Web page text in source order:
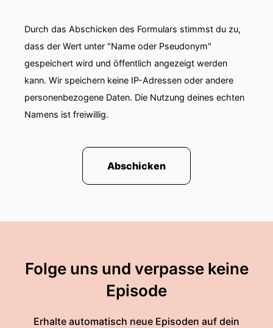
Durch das Abschicken des Formulars stimmst du zu,
dass der Wert unter "Name oder Pseudonym"
gespeichert wird und öffentlich angezeigt werden
kann. Wir speichern keine IP-Adressen oder andere
personenbezogene Daten. Die Nutzung deines echten
Namens ist freiwillig.
Abschicken
Folge uns und verpasse keine
Episode
Erhalte automatisch neue Episoden auf dein